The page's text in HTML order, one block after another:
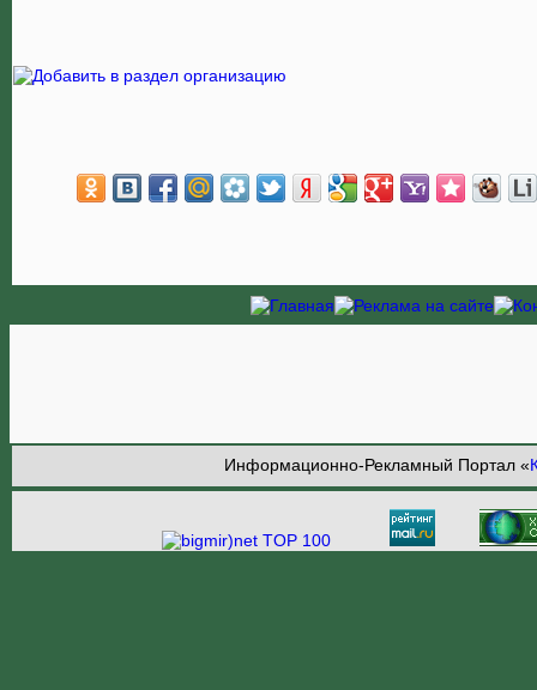
Информационно-Рекламный Портал «